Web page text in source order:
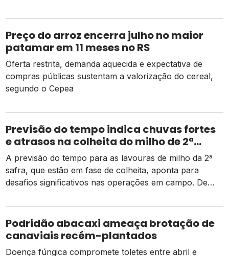
Preço do arroz encerra julho no maior
patamar em 11 meses no RS
Oferta restrita, demanda aquecida e expectativa de
compras públicas sustentam a valorização do cereal,
segundo o Cepea
Previsão do tempo indica chuvas fortes
e atrasos na colheita do milho de 2ª
safra
A previsão do tempo para as lavouras de milho da 2ª
safra, que estão em fase de colheita, aponta para
desafios significativos nas operações em campo. De
em relação ao mesmo período do ano passado, mas as
atividades estão ocorrendo de forma normal em
comparação à média dos […]
Podridão abacaxi ameaça brotação de
canaviais recém-plantados
Doença fúngica compromete toletes entre abril e